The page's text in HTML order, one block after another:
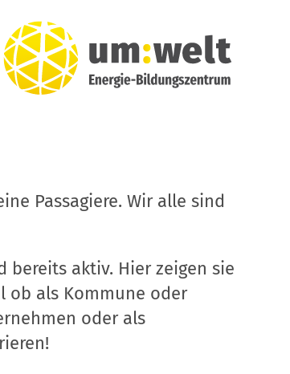
Passagiere. Wir alle sind
bereits aktiv. Hier zeigen sie
ob als Kommune oder
oder als